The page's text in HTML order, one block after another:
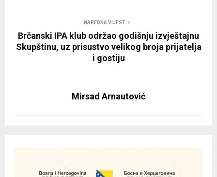
NAREDNA VIJEST
Brčanski IPA klub održao godišnju izvještajnu
Skupštinu, uz prisustvo velikog broja prijatelja
i gostiju
Mirsad Arnautović